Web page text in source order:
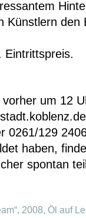
Künstlern den
Eintrittspreis.
um 12
0261/129
haben,
spontan
2008, Öl auf